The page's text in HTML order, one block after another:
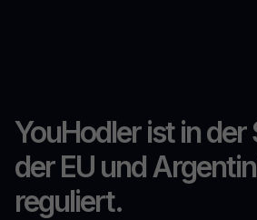
YouHodler ist in
der EU und
reguliert.